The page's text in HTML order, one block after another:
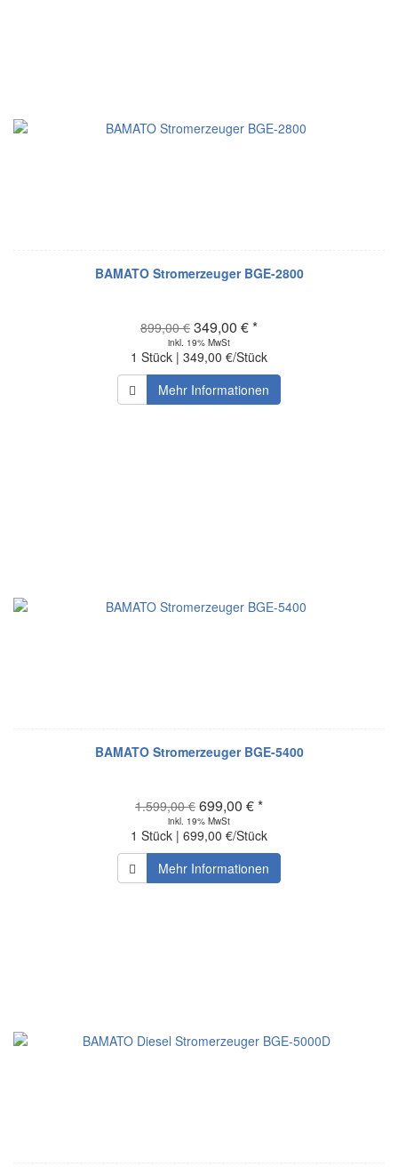
BAMATO Stromerzeuger BGE-2800
899,00 € 349,00 € *
inkl. 19% MwSt
1 Stück | 349,00 €/Stück
Mehr Informationen
BAMATO Stromerzeuger BGE-5400
1.599,00 € 699,00 € *
inkl. 19% MwSt
1 Stück | 699,00 €/Stück
Mehr Informationen